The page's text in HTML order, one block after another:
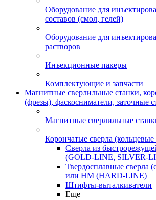
Оборудование для
составов (смол, гелей)
Оборудование для
растворов
Инъекционные пакеры
Комплектующие и запчасти
Магнитные сверлильные станки,
(фрезы), фаскосниматели, заточные
Магнитные сверлильные
Корончатые сверла
Сверла из
(GOLD-LINE, SILVER-
Твердосплавные сверла
или HM (HARD-LINE)
Штифты-выталкиватели
Еще